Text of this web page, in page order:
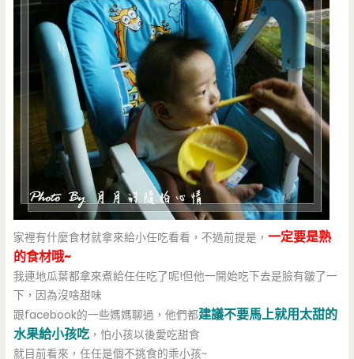
家裡有什麼食材就拿來給小任吃看看，不過前提是，一定要是熟
的食材哦~
我連地瓜葉都拿來煮給任任吃了呢!但他一開始吃下去是臉有皺了一
下，因為沒啥甜味
跟facebook的一些媽媽聊過，他們都建議不要馬上就用太甜的
水果給小孩吃 ，怕小孩以後愛吃甜食
就目前看來，任任是個不挑食的乖小孩~